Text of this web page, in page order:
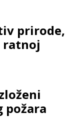
prirode,
ratnoj
požara